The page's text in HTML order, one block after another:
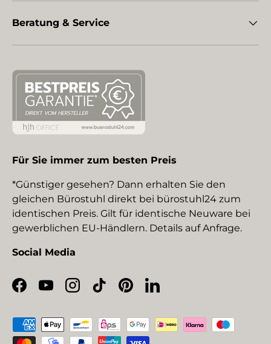
Beratung & Service
Für Sie immer zum besten Preis
*Günstiger gesehen? Dann erhalten Sie den
gleichen Bürostuhl direkt bei bürostuhl24 zum
identischen Preis. Gilt für identische Neuware bei
gewerblichen EU-Händlern. Details auf Anfrage.
Social Media
Facebook
YouTubeInstagram
TikTokPinterestLinkedIn
Zahlungsmethoden